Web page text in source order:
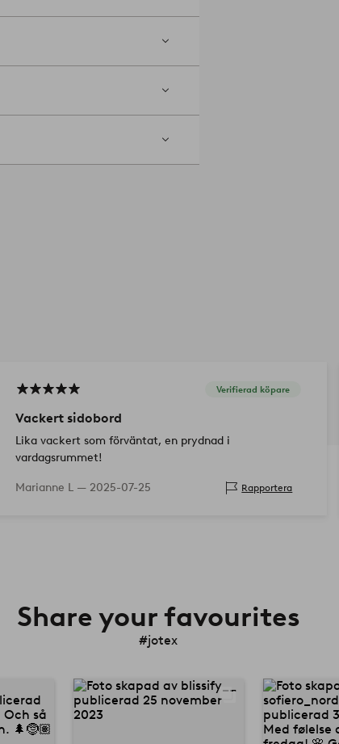
Verifierad köpare
Vackert sidobord
Lika vackert som förväntat, en prydnad i
vardagsrummet!
Marianne L — 2025-07-25 Rapportera
Share your favourites
#jotex